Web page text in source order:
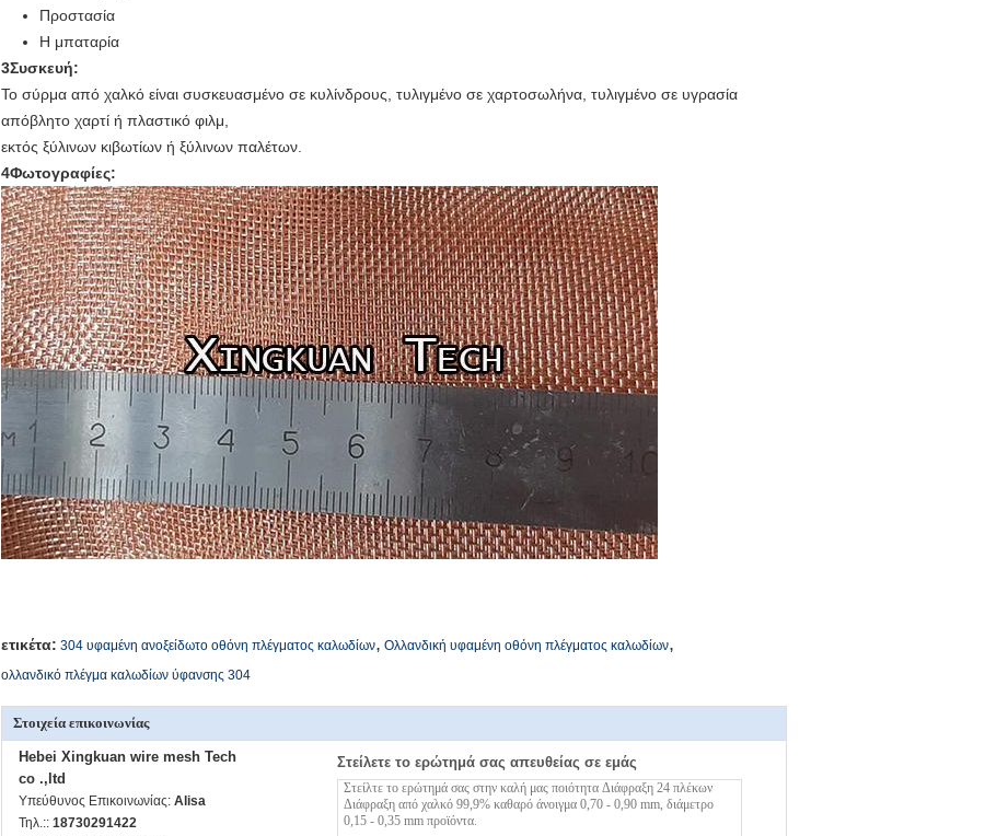
Προστασία
Η μπαταρία
3Συσκευή:
Το σύρμα από χαλκό είναι συσκευασμένο σε κυλίνδρους, τυλιγμένο σε χαρτοσωλήνα, τυλιγμένο σε υγρασία
απόβλητο χαρτί ή πλαστικό φιλμ,
εκτός ξύλινων κιβωτίων ή ξύλινων παλέτων.
4Φωτογραφίες:
ετικέτα: 304 υφαμένη ανοξείδωτο οθόνη πλέγματος καλωδίων, Ολλανδική υφαμένη οθόνη πλέγματος καλωδίων,
ολλανδικό πλέγμα καλωδίων ύφανσης 304
Στοιχεία επικοινωνίας
Hebei Xingkuan wire mesh Tech
co .,ltd
Υπεύθυνος Επικοινωνίας: Alisa
Τηλ.:: 18730291422
Στείλετε το ερώτημά σας απευθείας σε εμάς